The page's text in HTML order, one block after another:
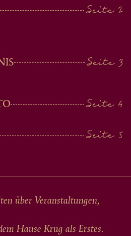
über Veranstaltungen,
Hause Krug als Erstes.